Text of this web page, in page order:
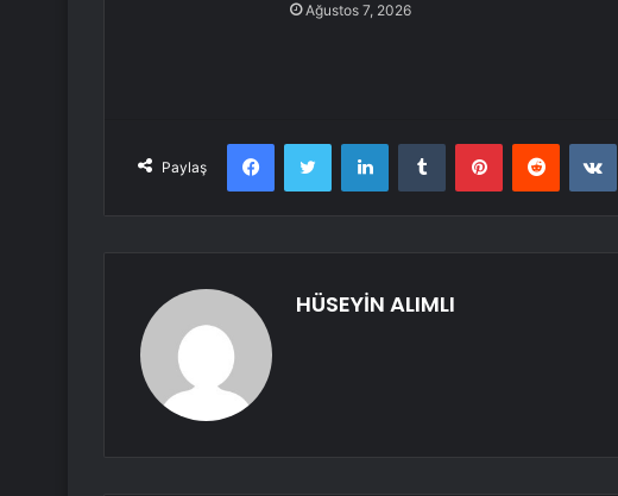
Ağustos 7, 2026
Paylaş
FacebookTwitter LinkedInTumblr PinterestReddit
HÜSEYİN ALIMLI